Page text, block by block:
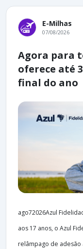
E-Milhas
07/08/2026
Agora para
oferece até
final do ano
ago72026Azul
aos 17 anos, o Azul
relâmpago de adesão